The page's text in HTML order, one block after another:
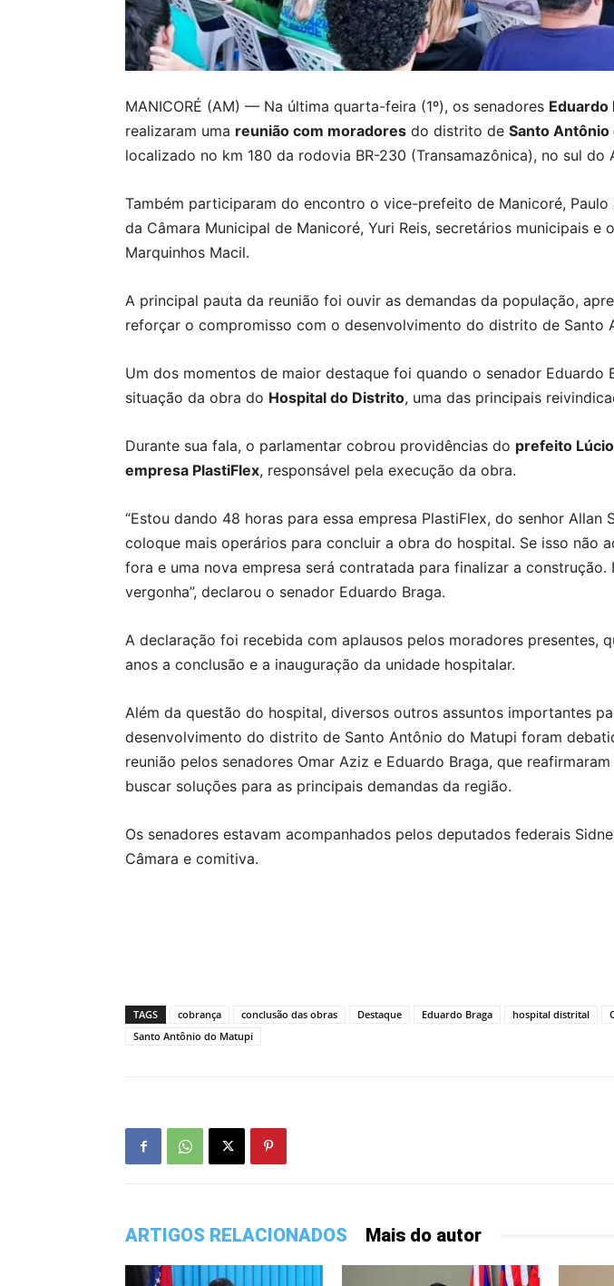
MANICORÉ (AM) — Na última quarta-feira (1º), os senadores Eduardo
realizaram uma reunião com moradores do distrito de Santo Antônio
localizado no km 180 da rodovia BR-230 (Transamazônica), no sul do
Também participaram do encontro o vice-prefeito de Manicoré, Paulo
da Câmara Municipal de Manicoré, Yuri Reis, secretários municipais e
Marquinhos Macil.
A principal pauta da reunião foi ouvir as demandas da população,
reforçar o compromisso com o desenvolvimento do distrito de Santo
Um dos momentos de maior destaque foi quando o senador Eduardo
situação da obra do Hospital do Distrito, uma das principais
Durante sua fala, o parlamentar cobrou providências do prefeito
empresa PlastiFlex, responsável pela execução da obra.
“Estou dando 48 horas para essa empresa PlastiFlex, do senhor Allan
coloque mais operários para concluir a obra do hospital. Se isso não
fora e uma nova empresa será contratada para finalizar a construção.
vergonha”, declarou o senador Eduardo Braga.
A declaração foi recebida com aplausos pelos moradores presentes,
anos a conclusão e a inauguração da unidade hospitalar.
Além da questão do hospital, diversos outros assuntos importantes
desenvolvimento do distrito de Santo Antônio do Matupi foram
reunião pelos senadores Omar Aziz e Eduardo Braga, que
buscar soluções para as principais demandas da região.
Os senadores estavam acompanhados pelos deputados federais
Câmara e comitiva.
TAGS cobrança conclusão das obras Destaque Eduardo Braga hospital distrital
Santo Antônio do Matupi
ARTIGOS RELACIONADOS Mais do autor